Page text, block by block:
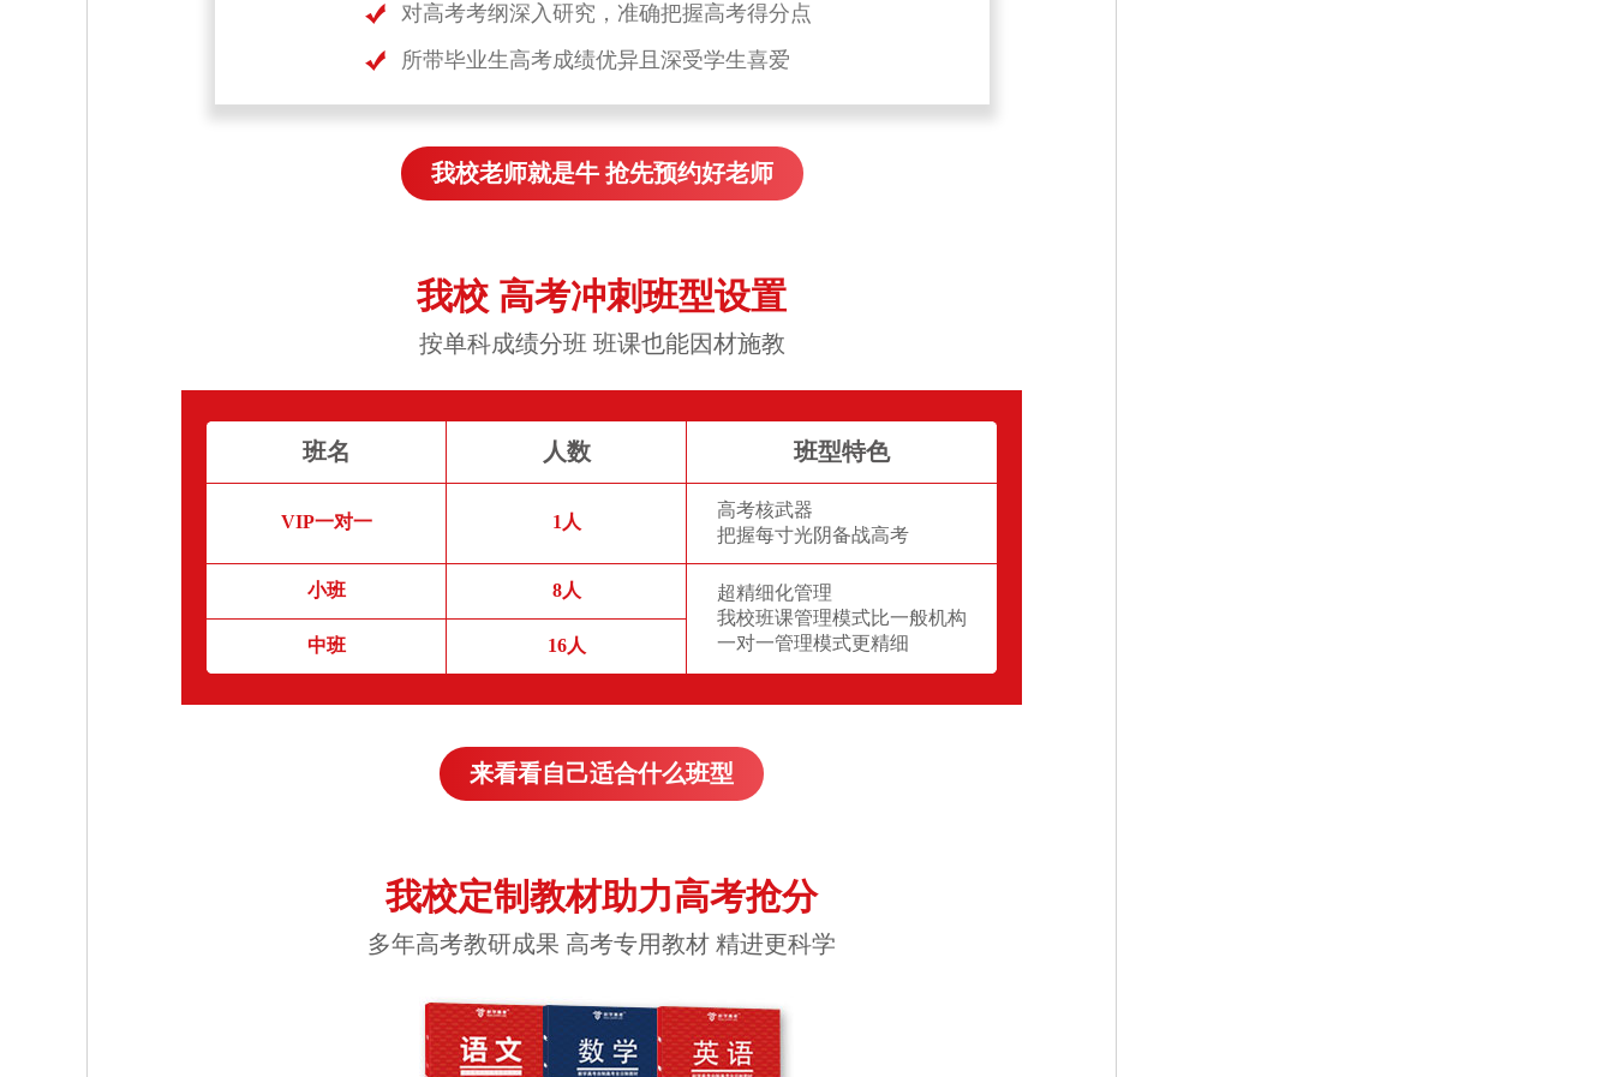
对高考考纲深入研究，准确把握高考得分点
所带毕业生高考成绩优异且深受学生喜爱
我校老师就是牛 抢先预约好老师
我校 高考冲刺班型设置
按单科成绩分班 班课也能因材施教
班名 人数 班型特色
VIP一对一 1人
高考核武器
把握每寸光阴备战高考
小班 8人
超精细化管理
我校班课管理模式比一般机构
一对一管理模式更精细
中班 16人
来看看自己适合什么班型
我校定制教材助力高考抢分
多年高考教研成果 高考专用教材 精进更科学